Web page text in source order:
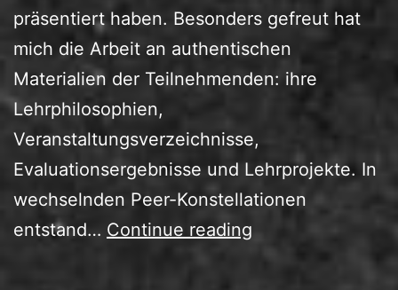
präsentiert haben. Besonders gefreut hat
mich die Arbeit an authentischen
Materialien der Teilnehmenden: ihre
Lehrphilosophien,
Veranstaltungsverzeichnisse,
Evaluationsergebnisse und Lehrprojekte. In
wechselnden Peer-Konstellationen
entstand… Continue reading
durch